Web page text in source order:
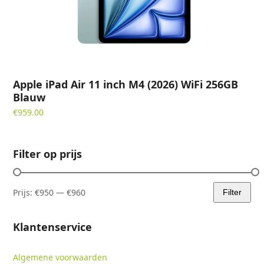
Apple iPad Air 11 inch M4 (2026) WiFi 256GB
Blauw
€959.00
Filter op prijs
Min.
Max.
Filter
Prijs:€950 —€960
Klantenservice
Algemene voorwaarden